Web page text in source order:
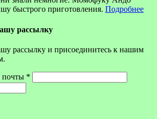
быстрого приготовления. Подробнее
рассылку
рассылку и присоединитесь к нашим
почты *